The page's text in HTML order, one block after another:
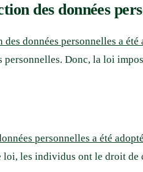
des données
données personnelles a été
personnelles. Donc, la loi
personnelles a été
les individus ont le droit